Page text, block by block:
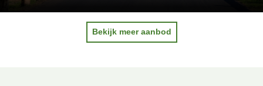
Bekijk meer aanbod